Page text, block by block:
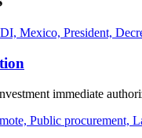
immediate